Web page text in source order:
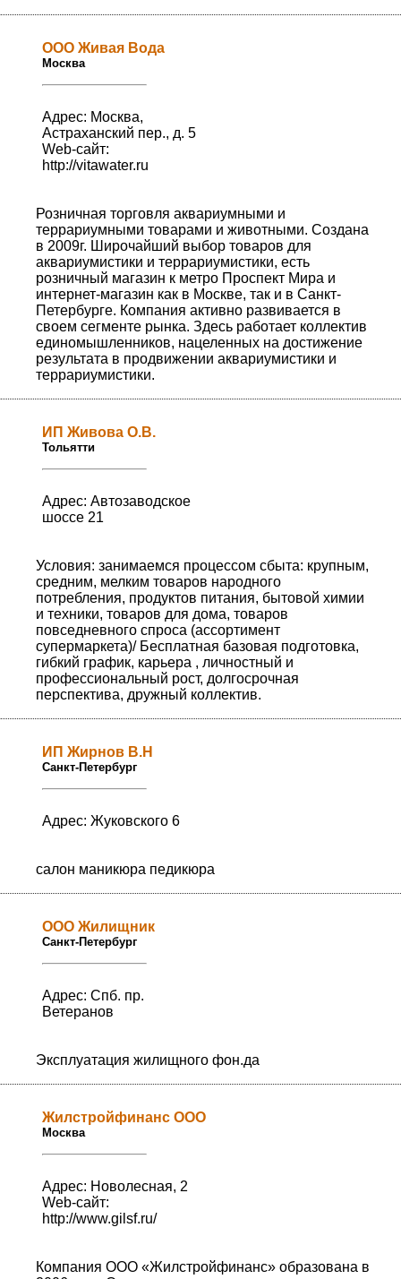
ООО Живая Вода
Москва
Адрес: Москва,
Астраханский пер., д. 5
Web-сайт:
http://vitawater.ru
Розничная торговля аквариумными и
террариумными товарами и животными. Создана
в 2009г. Широчайший выбор товаров для
аквариумистики и террариумистики, есть
розничный магазин к метро Проспект Мира и
интернет-магазин как в Москве, так и в Санкт-
Петербурге. Компания активно развивается в
своем сегменте рынка. Здесь работает коллектив
единомышленников, нацеленных на достижение
результата в продвижении аквариумистики и
террариумистики.
ИП Живова О.В.
Тольятти
Адрес: Автозаводское
шоссе 21
Условия: занимаемся процессом сбыта: крупным,
средним, мелким товаров народного
потребления, продуктов питания, бытовой химии
и техники, товаров для дома, товаров
повседневного спроса (ассортимент
супермаркета)/ Бесплатная базовая подготовка,
гибкий график, карьера , личностный и
профессиональный рост, долгосрочная
перспектива, дружный коллектив.
ИП Жирнов В.Н
Санкт-Петербург
Адрес: Жуковского 6
салон маникюра педикюра
ООО Жилищник
Санкт-Петербург
Адрес: Спб. пр.
Ветеранов
Эксплуатация жилищного фон.да
Жилстройфинанс ООО
Москва
Адрес: Новолесная, 2
Web-сайт:
http://www.gilsf.ru/
Компания ООО «Жилстройфинанс» образована в